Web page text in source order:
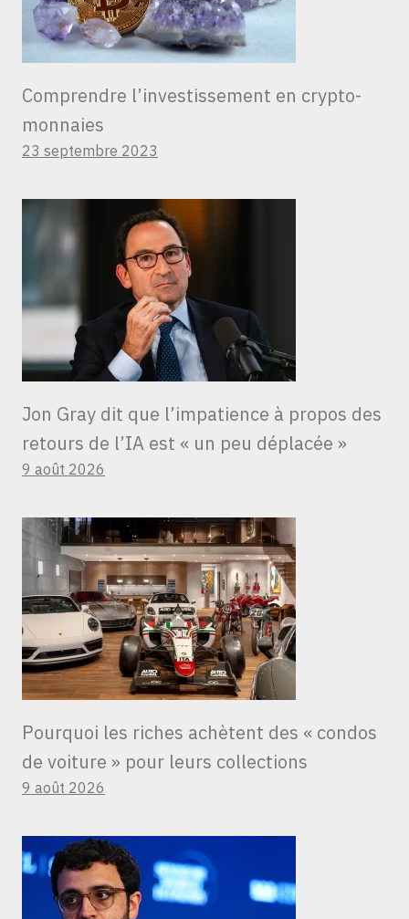
Comprendre l’investissement en crypto-
monnaies
23 septembre 2023
Jon Gray dit que l’impatience à propos des
retours de l’IA est « un peu déplacée »
9 août 2026
Pourquoi les riches achètent des « condos
de voiture » ​​pour leurs collections
9 août 2026